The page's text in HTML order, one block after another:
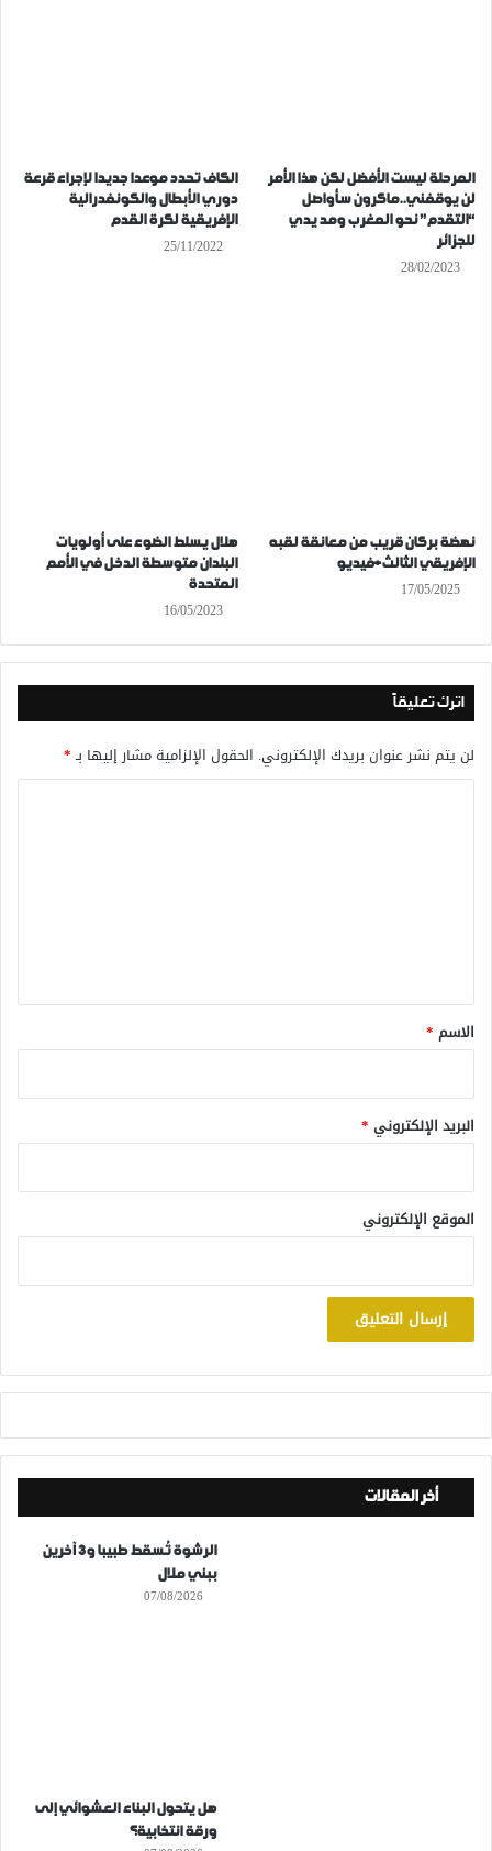
المرحلة ليست الأفضل لكن هذا الأمر
لن يوقفني..ماكرون سأواصل
“التقدم” نحو المغرب ومد يدي
للجزائر
28/02/2023
الكاف تحدد موعدا جديدا لإجراء قرعة
دوري الأبطال والكونفدرالية
الإفريقية لكرة القدم
25/11/2022
نهضة بركان قريب من معانقة لقبه
الإفريقي الثالث+فيديو
17/05/2025
هلال يسلط الضوء على أولويات
البلدان متوسطة الدخل في الأمم
المتحدة
16/05/2023
اترك تعليقاً
لن يتم نشر عنوان بريدك الإلكتروني. الحقول الإلزامية مشار إليها بـ*
*
الاسم *
البريد الإلكتروني *
الموقع الإلكتروني
أخر المقالات
الرشوة تُسقط طبيبا و3 آخرين
ببني ملال
07/08/2026
هل يتحول البناء العشوائي إلى
ورقة انتخابية؟